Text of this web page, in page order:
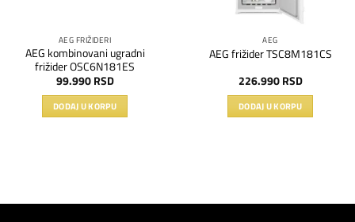
AEG FRIŽIDERI
AEG kombinovani ugradni
frižider OSC6N181ES
99.990 RSD
DODAJ U KORPU
AEG
AEG frižider TSC8M181CS
226.990 RSD
DODAJ U KORPU